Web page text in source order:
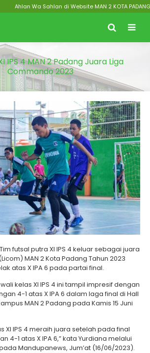
Ahlan Wa Sahlan di Website MAN 2 KOTA PADANG
IPS 4 MAN 2 Padang Juara Liga
Commando 2023
futsal putra XI IPS 4 keluar sebagai juara
MAN 2 Kota Padang Tahun 2023
atas X IPA 6 pada partai final.
kelas XI IPS 4 ini tampil impresif dengan
4-1 atas X IPA 6 dalam laga final di Hall
MAN 2 Padang pada Kamis 15 Juni
XI IPS 4 meraih juara setelah pada final
4-1 atas X IPA 6,” kata Yurdiana melalui
Mandupanews, Jum’at (16/06/2023).